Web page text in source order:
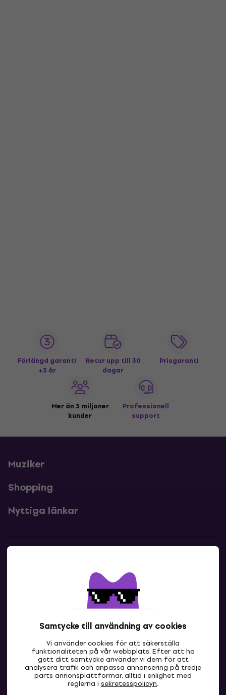
Samtycke till användning av cookies
Vi använder cookies för att säkerställa
funktionaliteten på vår webbplats. Efter att ha
gett ditt samtycke använder vi dem för att
analysera trafik och anpassa annonsering på tredje
parts annonsplattformar, alltid i enlighet med
reglerna i sekretesspolicyn.
Förlängd garanti
+3 år
Retur upp till 30
dagar
Prisgaranti
Mer än 3 miljoner
kunder
Professionell
support
Muziker
Shopping
Nyttiga länkar
Kontakta oss
SE